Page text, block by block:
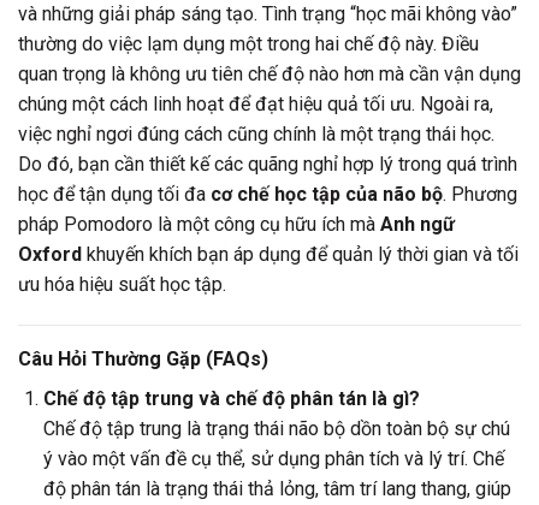
và những giải pháp sáng tạo. Tình trạng “học mãi không vào”
thường do việc lạm dụng một trong hai chế độ này. Điều
quan trọng là không ưu tiên chế độ nào hơn mà cần vận dụng
chúng một cách linh hoạt để đạt hiệu quả tối ưu. Ngoài ra,
việc nghỉ ngơi đúng cách cũng chính là một trạng thái học.
Do đó, bạn cần thiết kế các quãng nghỉ hợp lý trong quá trình
học để tận dụng tối đa cơ chế học tập của não bộ. Phương
pháp Pomodoro là một công cụ hữu ích mà Anh ngữ
Oxford khuyến khích bạn áp dụng để quản lý thời gian và tối
ưu hóa hiệu suất học tập.
Câu Hỏi Thường Gặp (FAQs)
Chế độ tập trung và chế độ phân tán là gì?
Chế độ tập trung là trạng thái não bộ dồn toàn bộ sự chú
ý vào một vấn đề cụ thể, sử dụng phân tích và lý trí. Chế
độ phân tán là trạng thái thả lỏng, tâm trí lang thang, giúp